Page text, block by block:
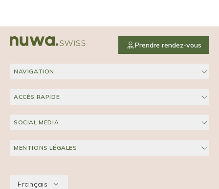
Prendre rendez-vous
NAVIGATION
ACCÈS RAPIDE
SOCIAL MEDIA
MENTIONS LÉGALES
Language:
Français